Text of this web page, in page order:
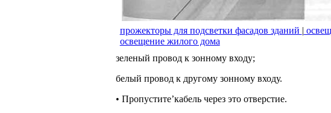
прожекторы для подсветки фасадов зданий |
освещение жилого дома
зеленый провод к зонному входу;
белый провод к другому зонному входу.
• Пропустите’кабель через это отверстие.